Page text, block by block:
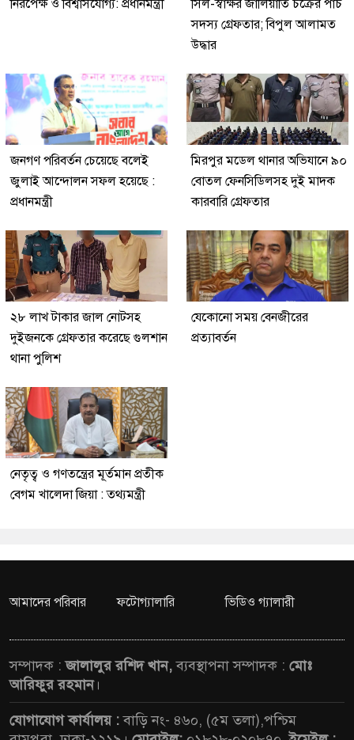
নিরপেক্ষ ও বিশ্বাসযোগ্য: প্রধানমন্ত্রী
সিল-স্বাক্ষর জালিয়াতি চক্রের পাঁচ
সদস্য গ্রেফতার; বিপুল আলামত
উদ্ধার
জনগণ পরিবর্তন চেয়েছে বলেই
জুলাই আন্দোলন সফল হয়েছে :
প্রধানমন্ত্রী
মিরপুর মডেল থানার অভিযানে ৯০
বোতল ফেনসিডিলসহ দুই মাদক
কারবারি গ্রেফতার
২৮ লাখ টাকার জাল নোটসহ
দুইজনকে গ্রেফতার করেছে গুলশান
থানা পুলিশ
যেকোনো সময় বেনজীরের
প্রত্যাবর্তন
নেতৃত্ব ও গণতন্ত্রের মূর্তমান প্রতীক
বেগম খালেদা জিয়া : তথ্যমন্ত্রী
আমাদের পরিবার ফটোগ্যালারি ভিডিও গ্যালারী
সম্পাদক :জালালুর রশিদ খান,ব্যবস্থাপনা সম্পাদক : মোঃ
আরিফুর রহমান।
যোগাযোগ কার্যালয় :বাড়ি নং- ৪৬০, (৫ম তলা),পশ্চিম